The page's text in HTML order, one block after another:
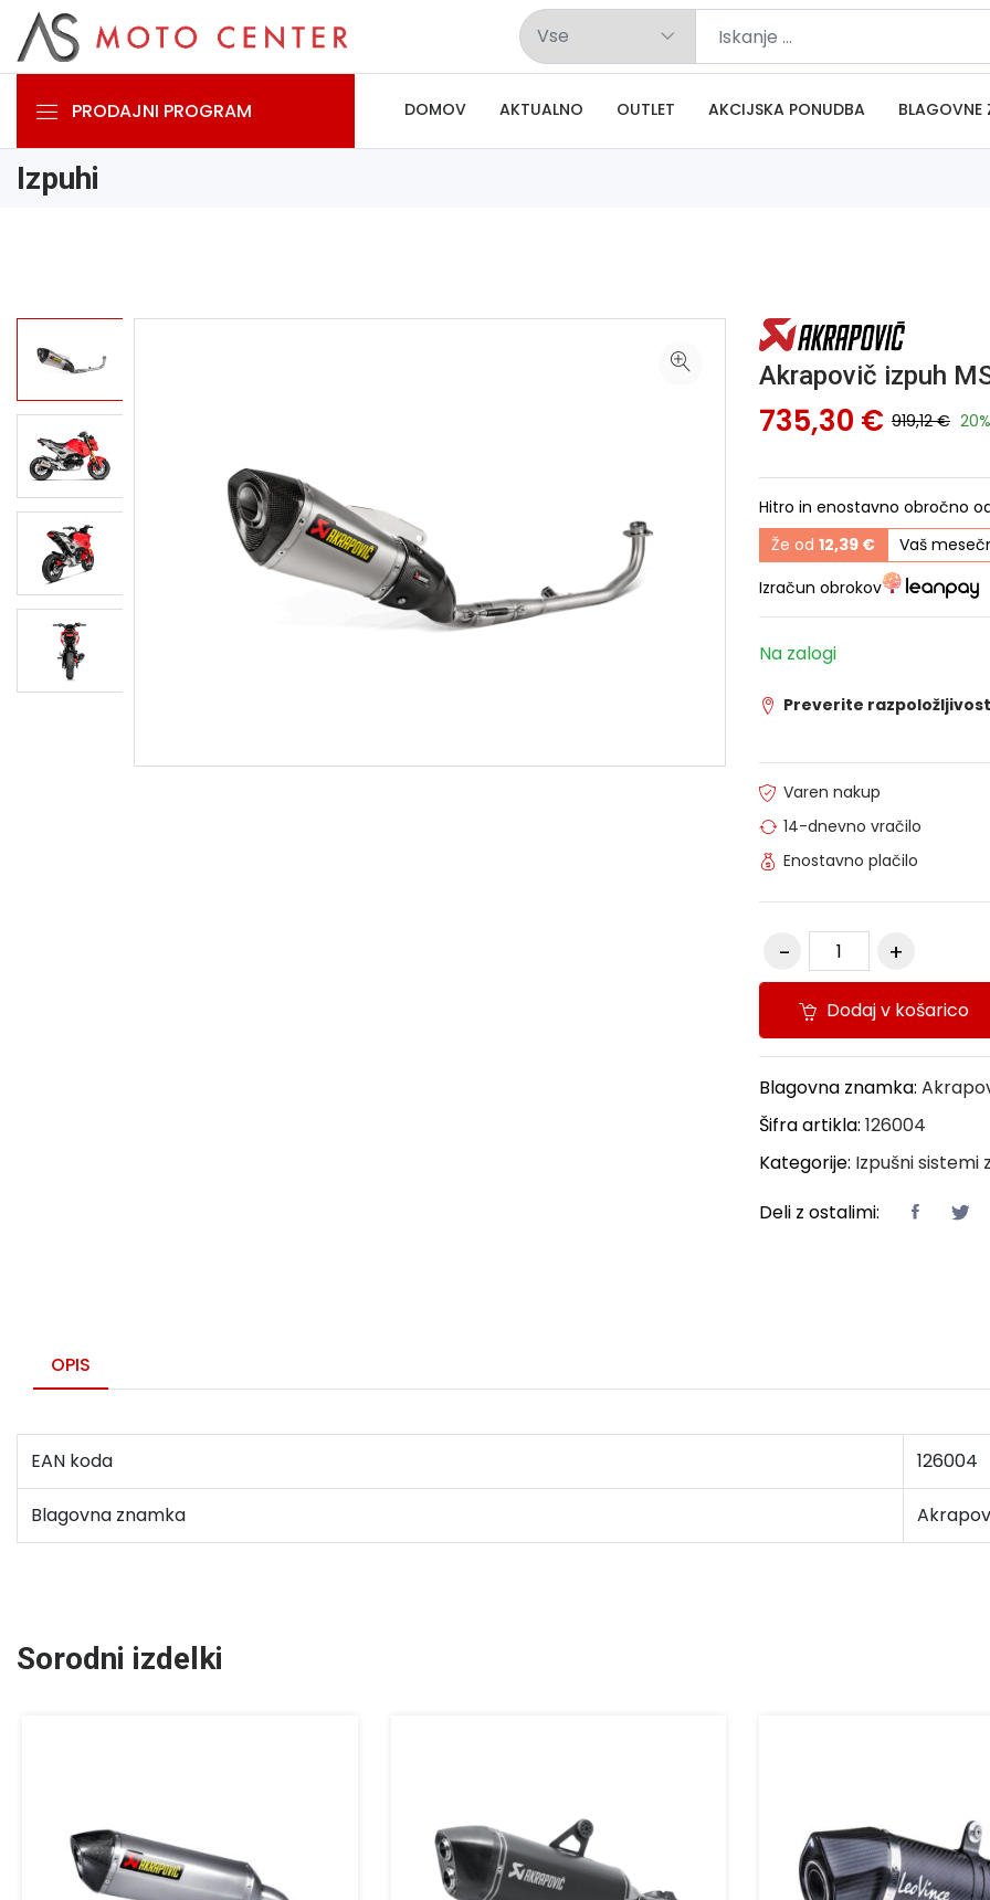
PRODAJNI PROGRAM DOMOV AKTUALNO OUTLET AKCIJSKA PONUDBA BLAGOVNE
Izpuhi
Akrapovič izpuh
735,30 € 919,12 €
Hitro in enostavno obročno
Že od 12,39 €
Vaš
Izračun obrokov
Na zalogi
Preverite
Varen nakup
14-dnevno vračilo
Enostavno plačilo
Dodaj v košarico
Blagovna znamka:
Šifra artikla: 126004
Kategorije: Izpušni sistemi
Deli z ostalimi:
OPIS
EAN koda 126004
Blagovna znamka
Sorodni izdelki